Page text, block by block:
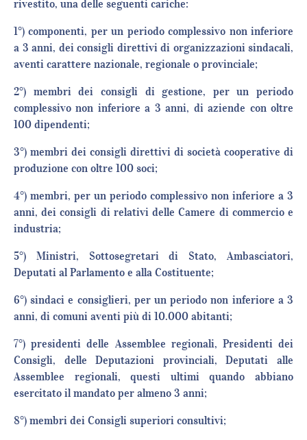
rivestito, una delle seguenti cariche:
1°) componenti, per un periodo complessivo non inferiore
a 3 anni, dei consigli direttivi di organizzazioni sindacali,
aventi carattere nazionale, regionale o provinciale;
2°) membri dei consigli di gestione, per un periodo
complessivo non inferiore a 3 anni, di aziende con oltre
100 dipendenti;
3°) membri dei consigli direttivi di società cooperative di
produzione con oltre 100 soci;
4°) membri, per un periodo complessivo non inferiore a 3
anni, dei consigli di relativi delle Camere di commercio e
industria;
5°) Ministri, Sottosegretari di Stato, Ambasciatori,
Deputati al Parlamento e alla Costituente;
6°) sindaci e consiglieri, per un periodo non inferiore a 3
anni, di comuni aventi più di 10.000 abitanti;
7°) presidenti delle Assemblee regionali, Presidenti dei
Consigli, delle Deputazioni provinciali, Deputati alle
Assemblee regionali, questi ultimi quando abbiano
esercitato il mandato per almeno 3 anni;
8°) membri dei Consigli superiori consultivi;